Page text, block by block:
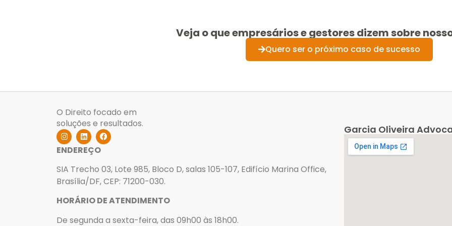
Veja o que empresários e gestores dizem sobre
Quero ser o próximo caso de sucesso
O Direito focado em
soluções e resultados.
ENDEREÇO
SIA Trecho 03, Lote 985, Bloco D, salas 105-107, Edifício Marina Office,
Brasília/DF, CEP: 71200-030.
HORÁRIO DE ATENDIMENTO
De segunda a sexta-feira, das 09h00 às 18h00.
Garcia Oliveira